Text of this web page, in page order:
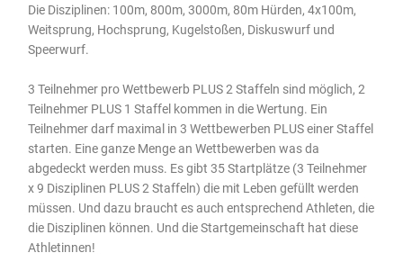
Die Disziplinen: 100m, 800m, 3000m, 80m Hürden, 4x100m,
Weitsprung, Hochsprung, Kugelstoßen, Diskuswurf und
Speerwurf.
3 Teilnehmer pro Wettbewerb PLUS 2 Staffeln sind möglich, 2
Teilnehmer PLUS 1 Staffel kommen in die Wertung. Ein
Teilnehmer darf maximal in 3 Wettbewerben PLUS einer Staffel
starten. Eine ganze Menge an Wettbewerben was da
abgedeckt werden muss. Es gibt 35 Startplätze (3 Teilnehmer
x 9 Disziplinen PLUS 2 Staffeln) die mit Leben gefüllt werden
müssen. Und dazu braucht es auch entsprechend Athleten, die
die Disziplinen können. Und die Startgemeinschaft hat diese
Athletinnen!